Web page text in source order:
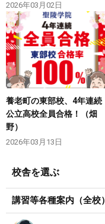
2026年03月02日
養老町の東部校、4年連続
公立高校全員合格！（畑
野）
2026年03月13日
校舎を選ぶ
講習等各種案内（全校）